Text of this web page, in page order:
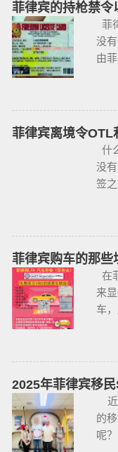
菲律宾的持枪禁令
菲
没
由
且
国
政
有
丶
下
存
和
果
止
要
支
获
支
菲律宾离境令OTL
什
没
签
咨
办
返
不
签
入
做
单
年
入
个
菲律宾购车的那些
在
来
车
详
要
一
行
主
你
你
2025年菲律宾移
近
的
呢